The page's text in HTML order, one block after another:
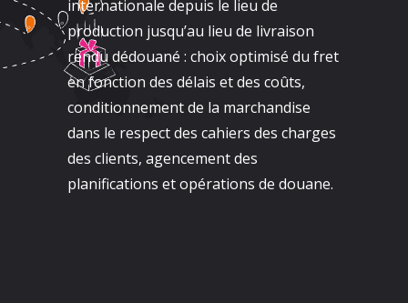
internationale depuis le lieu de
production jusqu’au lieu de livraison
rendu dédouané : choix optimisé du fret
en fonction des délais et des coûts,
conditionnement de la marchandise
dans le respect des cahiers des charges
des clients, agencement des
planifications et opérations de douane.